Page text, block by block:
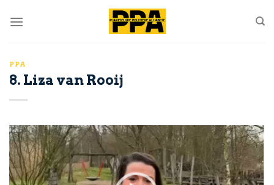
PPA
8. Liza van Rooij